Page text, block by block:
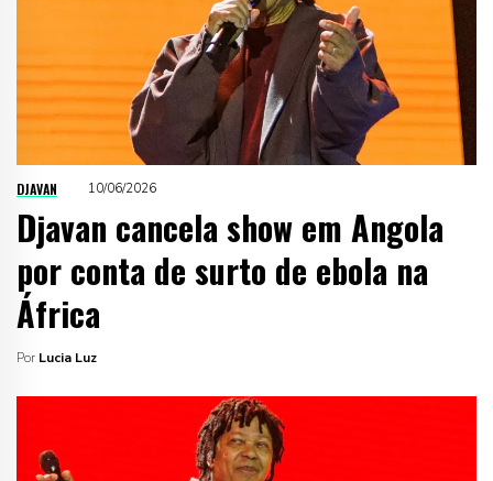
DJAVAN 10/06/2026
Djavan cancela show em Angola
por conta de surto de ebola na
África
Por Lucia Luz